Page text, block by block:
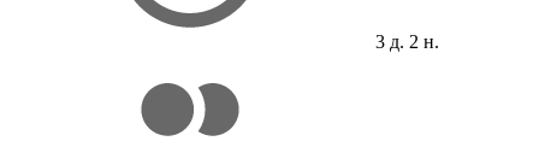
3 д. 2 н.